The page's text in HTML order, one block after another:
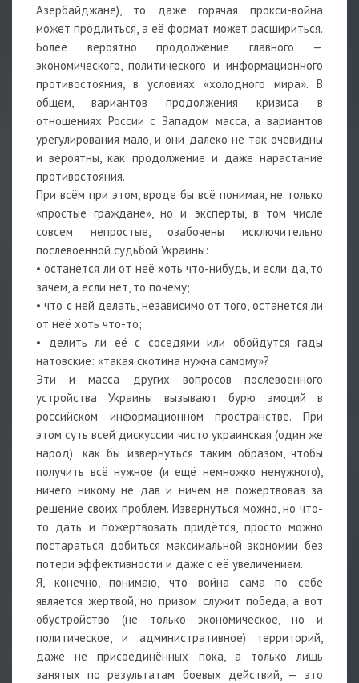
Азербайджане), то даже горячая прокси-война
может продлиться, а её формат может расшириться.
Более вероятно продолжение главного —
экономического, политического и информационного
противостояния, в условиях «холодного мира». В
общем, вариантов продолжения кризиса в
отношениях России с Западом масса, а вариантов
урегулирования мало, и они далеко не так очевидны
и вероятны, как продолжение и даже нарастание
противостояния.
При всём при этом, вроде бы всё понимая, не только
«простые граждане», но и эксперты, в том числе
совсем непростые, озабочены исключительно
послевоенной судьбой Украины:
• останется ли от неё хоть что-нибудь, и если да, то
зачем, а если нет, то почему;
• что с ней делать, независимо от того, останется ли
от неё хоть что-то;
• делить ли её с соседями или обойдутся гады
натовские: «такая скотина нужна самому»?
Эти и масса других вопросов послевоенного
устройства Украины вызывают бурю эмоций в
российском информационном пространстве. При
этом суть всей дискуссии чисто украинская (один же
народ): как бы извернуться таким образом, чтобы
получить всё нужное (и ещё немножко ненужного),
ничего никому не дав и ничем не пожертвовав за
решение своих проблем. Извернуться можно, но что-
то дать и пожертвовать придётся, просто можно
постараться добиться максимальной экономии без
потери эффективности и даже с её увеличением.
Я, конечно, понимаю, что война сама по себе
является жертвой, но призом служит победа, а вот
обустройство (не только экономическое, но и
политическое, и административное) территорий,
даже не присоединённых пока, а только лишь
занятых по результатам боевых действий, — это